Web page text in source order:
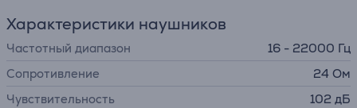
Характеристики наушников
Частотный диапазон
16 - 22000 Гц
Сопротивление
24 Ом
Чувствительность
102 дБ